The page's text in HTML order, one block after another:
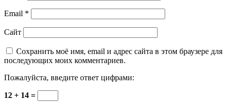
Email *
Сайт
Сохранить моё имя, email и адрес сайта в этом браузере для
последующих моих комментариев.
Пожалуйста, введите ответ цифрами:
12 + 14 =